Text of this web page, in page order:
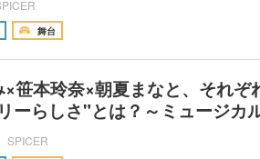
舞台
笹本玲奈×朝夏まなと、それぞ
ーらしさ"とは？～ミュージカ
SPICER